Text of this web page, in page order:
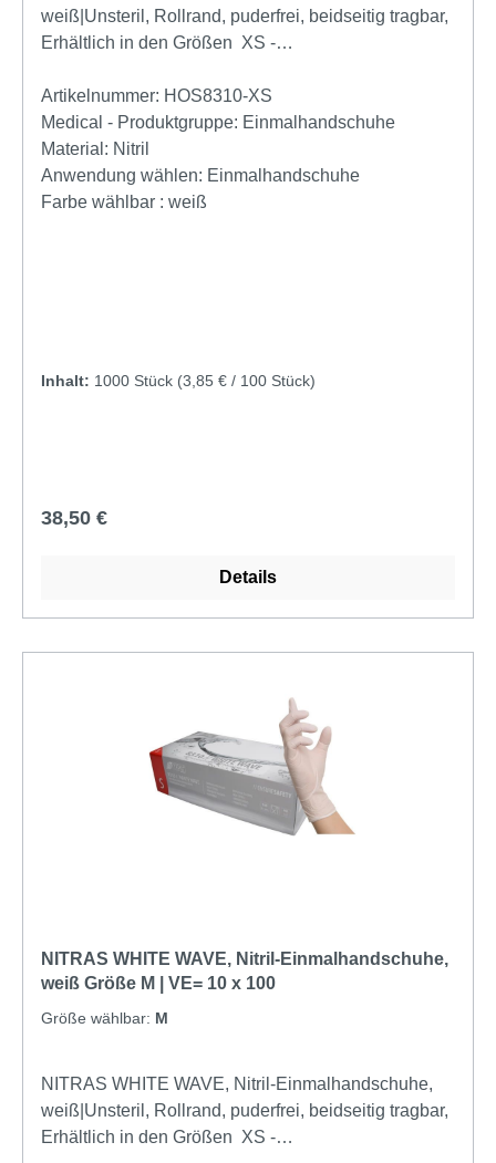
weiß|Unsteril, Rollrand, puderfrei, beidseitig tragbar,
Erhältlich in den Größen XS -
Einmalhandschuheweißunsteril Rollrand puderfrei
hergestellt nach EN 455 Länge: 300 mmfür
Lebensmittelkontakt beidseitig tragbar medizinische
Untersuchungshandschuhe mikrogeraute
Fingerspitzen AQL 1,5
Artikelnummer: HOS8310-XS
Medical - Produktgruppe: Einmalhandschuhe
Material: Nitril
Anwendung wählen: Einmalhandschuhe
Farbe wählbar : weiß
Inhalt: 1000 Stück (3,85 € / 100 Stück)
Regulärer Preis:
38,50 €
Details
NITRAS WHITE WAVE, Nitril-Einmalhandschuhe,
weiß Größe M | VE= 10 x 100
Größe wählbar: M
NITRAS WHITE WAVE, Nitril-Einmalhandschuhe,
weiß|Unsteril, Rollrand, puderfrei, beidseitig tragbar,
Erhältlich in den Größen XS -